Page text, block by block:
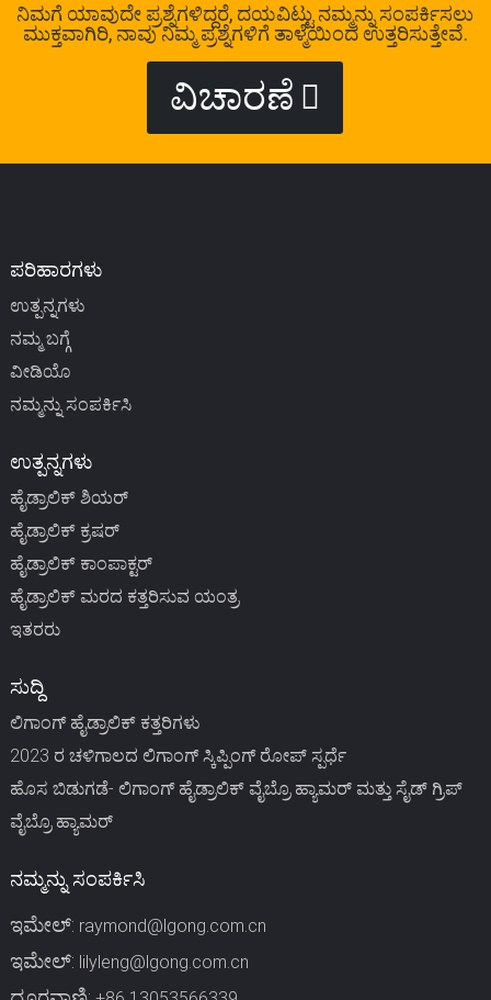
ನಿಮಗೆ ಯಾವುದೇ ಪ್ರಶ್ನೆಗಳಿದ್ದರೆ, ದಯವಿಟ್ಟು ನಮ್ಮನ್ನು ಸಂಪರ್ಕಿಸಲು
ಮುಕ್ತವಾಗಿರಿ, ನಾವು ನಿಮ್ಮ ಪ್ರಶ್ನೆಗಳಿಗೆ ತಾಳ್ಮೆಯಿಂದ ಉತ್ತರಿಸುತ್ತೇವೆ.
ವಿಚಾರಣೆ
ಪರಿಹಾರಗಳು
ಉತ್ಪನ್ನಗಳು
ನಮ್ಮ ಬಗ್ಗೆ
ವೀಡಿಯೊ
ನಮ್ಮನ್ನು ಸಂಪರ್ಕಿಸಿ
ಉತ್ಪನ್ನಗಳು
ಹೈಡ್ರಾಲಿಕ್ ಶಿಯರ್
ಹೈಡ್ರಾಲಿಕ್ ಕ್ರಷರ್
ಹೈಡ್ರಾಲಿಕ್ ಕಾಂಪಾಕ್ಟರ್
ಹೈಡ್ರಾಲಿಕ್ ಮರದ ಕತ್ತರಿಸುವ ಯಂತ್ರ
ಇತರರು
ಸುದ್ದಿ
ಲಿಗಾಂಗ್ ಹೈಡ್ರಾಲಿಕ್ ಕತ್ತರಿಗಳು
2023 ರ ಚಳಿಗಾಲದ ಲಿಗಾಂಗ್ ಸ್ಕಿಪ್ಪಿಂಗ್ ರೋಪ್ ಸ್ಪರ್ಧೆ
ಹೊಸ ಬಿಡುಗಡೆ- ಲಿಗಾಂಗ್ ಹೈಡ್ರಾಲಿಕ್ ವೈಬ್ರೊ ಹ್ಯಾಮರ್ ಮತ್ತು ಸೈಡ್ ಗ್ರಿಪ್
ವೈಬ್ರೊ ಹ್ಯಾಮರ್
ನಮ್ಮನ್ನು ಸಂಪರ್ಕಿಸಿ
ಇಮೇಲ್: raymond@lgong.com.cn
ಇಮೇಲ್: lilyleng@lgong.com.cn